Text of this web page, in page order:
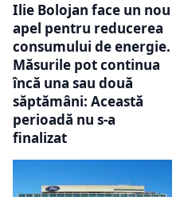
Ilie Bolojan face un nou
apel pentru reducerea
consumului de energie.
Măsurile pot continua
încă una sau două
săptămâni: Această
perioadă nu s-a
finalizat